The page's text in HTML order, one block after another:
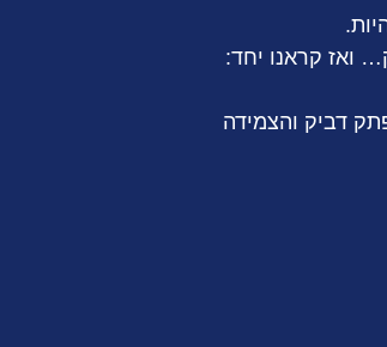
ואז קראנו יחד:
דביק והצמידה